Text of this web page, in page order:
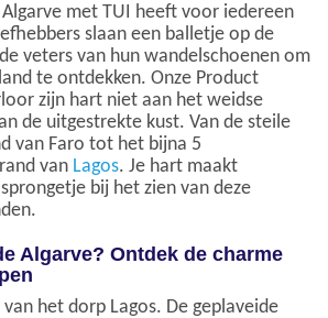
met TUI heeft voor iedereen
slaan een balletje op de
veters van hun wandelschoenen om
te ontdekken. Onze Product
zijn hart niet aan het weidse
de uitgestrekte kust. Van de steile
van Faro tot het bijna 5
van Lagos. Je hart maakt
bij het zien van deze
Algarve? Ontdek de charme
het dorp Lagos. De geplaveide